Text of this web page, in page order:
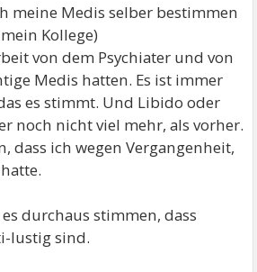
meine Medis selber bestimmen
Kollege)
von dem Psychiater und von
Medis hatten. Es ist immer
es stimmt. Und Libido oder
noch nicht viel mehr, als vorher.
dass ich wegen Vergangenheit,
durchaus stimmen, dass
lustig sind.